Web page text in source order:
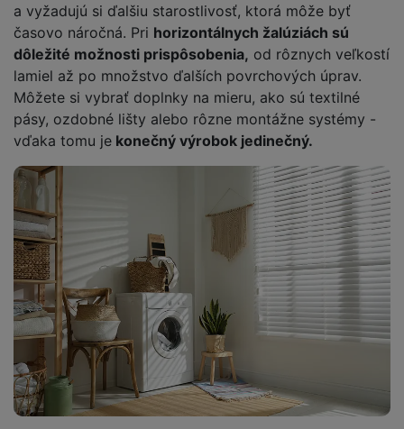
a vyžadujú si ďalšiu starostlivosť, ktorá môže byť
časovo náročná. Pri horizontálnych žalúziách sú
dôležité možnosti prispôsobenia, od rôznych veľkostí
lamiel až po množstvo ďalších povrchových úprav.
Môžete si vybrať doplnky na mieru, ako sú textilné
pásy, ozdobné lišty alebo rôzne montážne systémy -
vďaka tomu je konečný výrobok jedinečný.